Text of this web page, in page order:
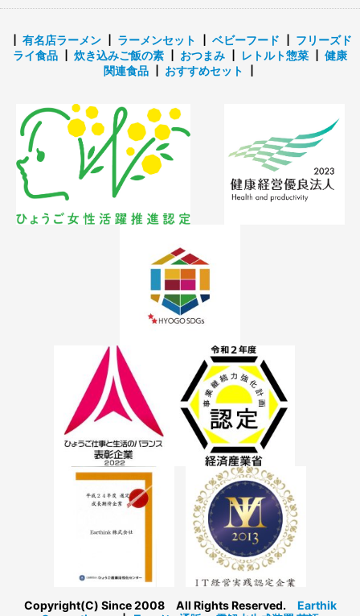
有名店ラーメン┃ ラーメンセット ベビーフード
フリーズド
ライ食品
炊き込みご飯の素 おつまみ レトルト惣菜
健康
関連食品┃ おすすめセット
Copyright(C) Since 2008 All Rights Reserved. Earthik